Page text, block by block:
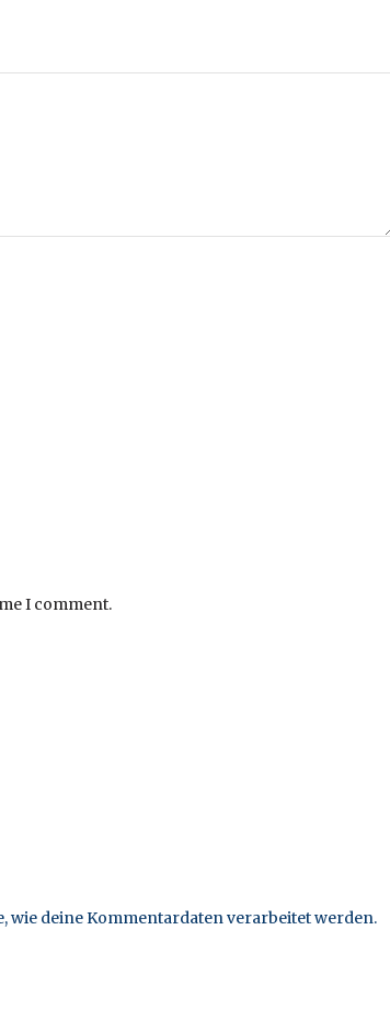
I comment.
wie deine Kommentardaten verarbeitet werden.